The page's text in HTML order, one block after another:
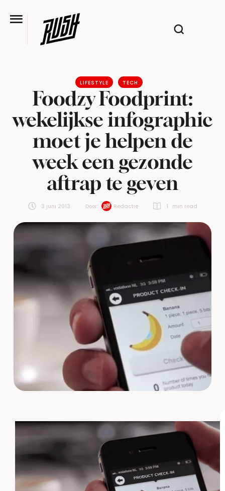
LIFESTYLE TECH
Foodzy Foodprint:
wekelijkse infographic
moet je helpen de
week een gezonde
aftrap te geven
3 juni 2013 Door: Redactie 1 min read